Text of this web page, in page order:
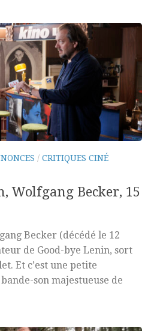
/ CRITIQUES CINÉ
Wolfgang Becker, 15
Becker (décédé le 12
de Good-bye Lenin, sort
Et c’est une petite
son majestueuse de